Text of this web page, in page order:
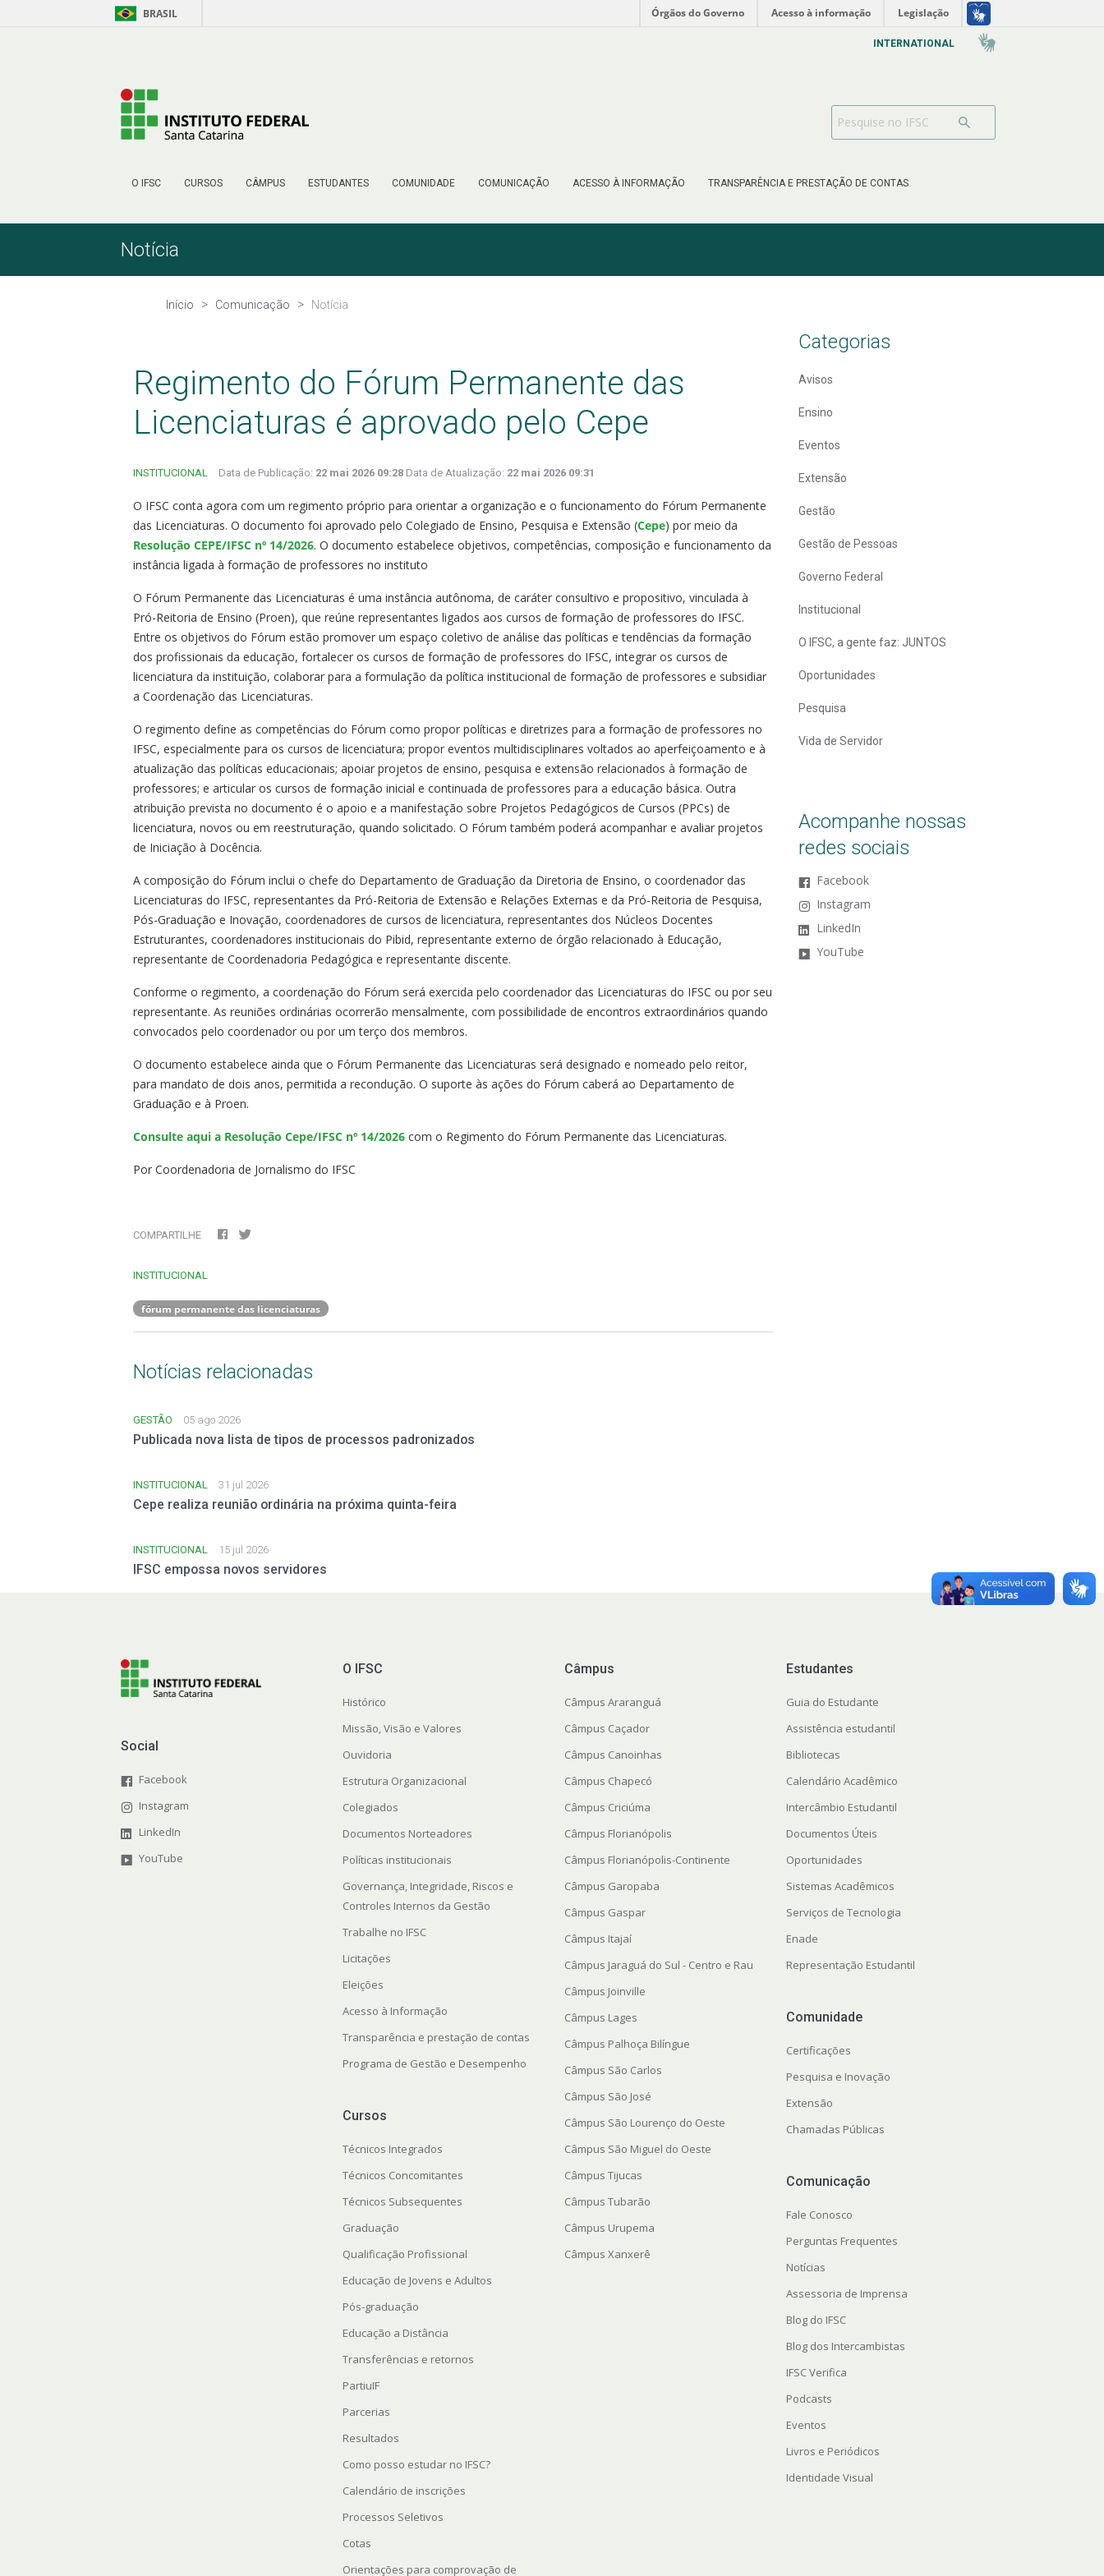
Pular para o Conteúdo BRASIL Órgãos do Governo Acesso à informação Legislação
O IFSC CURSOS CÂMPUS ESTUDANTES COMUNIDADE COMUNICAÇÃO ACESSO À INFORMAÇÃO TRANSPARÊNCIA E PRESTAÇÃO DE CONTAS
INTERNATIONAL
Notícia
Início Comunicação Notícia
Regimento do Fórum Permanente das
Licenciaturas é aprovado pelo Cepe
INSTITUCIONAL Data de Publicação: 22 mai 2026 09:28 Data de Atualização: 22 mai 2026 09:31
O IFSC conta agora com um regimento próprio para orientar a organização e o funcionamento do Fórum Permanente
das Licenciaturas. O documento foi aprovado pelo Colegiado de Ensino, Pesquisa e Extensão (Cepe) por meio da
Resolução CEPE/IFSC nº 14/2026. O documento estabelece objetivos, competências, composição e funcionamento da
instância ligada à formação de professores no instituto
O Fórum Permanente das Licenciaturas é uma instância autônoma, de caráter consultivo e propositivo, vinculada à
Pró-Reitoria de Ensino (Proen), que reúne representantes ligados aos cursos de formação de professores do IFSC.
Entre os objetivos do Fórum estão promover um espaço coletivo de análise das políticas e tendências da formação
dos profissionais da educação, fortalecer os cursos de formação de professores do IFSC, integrar os cursos de
licenciatura da instituição, colaborar para a formulação da política institucional de formação de professores e subsidiar
a Coordenação das Licenciaturas.
O regimento define as competências do Fórum como propor políticas e diretrizes para a formação de professores no
IFSC, especialmente para os cursos de licenciatura; propor eventos multidisciplinares voltados ao aperfeiçoamento e à
atualização das políticas educacionais; apoiar projetos de ensino, pesquisa e extensão relacionados à formação de
professores; e articular os cursos de formação inicial e continuada de professores para a educação básica. Outra
atribuição prevista no documento é o apoio e a manifestação sobre Projetos Pedagógicos de Cursos (PPCs) de
licenciatura, novos ou em reestruturação, quando solicitado. O Fórum também poderá acompanhar e avaliar projetos
de Iniciação à Docência.
A composição do Fórum inclui o chefe do Departamento de Graduação da Diretoria de Ensino, o coordenador das
Licenciaturas do IFSC, representantes da Pró-Reitoria de Extensão e Relações Externas e da Pró-Reitoria de Pesquisa,
Pós-Graduação e Inovação, coordenadores de cursos de licenciatura, representantes dos Núcleos Docentes
Estruturantes, coordenadores institucionais do Pibid, representante externo de órgão relacionado à Educação,
representante de Coordenadoria Pedagógica e representante discente.
Conforme o regimento, a coordenação do Fórum será exercida pelo coordenador das Licenciaturas do IFSC ou por seu
representante. As reuniões ordinárias ocorrerão mensalmente, com possibilidade de encontros extraordinários quando
convocados pelo coordenador ou por um terço dos membros.
O documento estabelece ainda que o Fórum Permanente das Licenciaturas será designado e nomeado pelo reitor,
para mandato de dois anos, permitida a recondução. O suporte às ações do Fórum caberá ao Departamento de
Graduação e à Proen.
Consulte aqui a Resolução Cepe/IFSC nº 14/2026 com o Regimento do Fórum Permanente das Licenciaturas.
Por Coordenadoria de Jornalismo do IFSC
COMPARTILHE
INSTITUCIONAL
fórum permanente das licenciaturas
Notícias relacionadas
GESTÃO 05 ago 2026
Publicada nova lista de tipos de processos padronizados
INSTITUCIONAL 31 jul 2026
Cepe realiza reunião ordinária na próxima quinta-feira
INSTITUCIONAL 15 jul 2026
IFSC empossa novos servidores
Categorias
Avisos
Ensino
Eventos
Extensão
Gestão
Gestão de Pessoas
Governo Federal
Institucional
O IFSC, a gente faz: JUNTOS
Oportunidades
Pesquisa
Vida de Servidor
Acompanhe nossas
redes sociais
Facebook
Instagram
LinkedIn
YouTube
Social
Facebook
Instagram
LinkedIn
YouTube
O IFSC
Histórico
Missão, Visão e Valores
Ouvidoria
Estrutura Organizacional
Colegiados
Documentos Norteadores
Políticas institucionais
Governança, Integridade, Riscos e
Controles Internos da Gestão
Trabalhe no IFSC
Licitações
Eleições
Acesso à Informação
Transparência e prestação de contas
Programa de Gestão e Desempenho
Cursos
Técnicos Integrados
Técnicos Concomitantes
Técnicos Subsequentes
Graduação
Qualificação Profissional
Educação de Jovens e Adultos
Pós-graduação
Educação a Distância
Transferências e retornos
PartiuIF
Parcerias
Resultados
Como posso estudar no IFSC?
Calendário de inscrições
Processos Seletivos
Cotas
Orientações para comprovação de
Câmpus
Câmpus Araranguá
Câmpus Caçador
Câmpus Canoinhas
Câmpus Chapecó
Câmpus Criciúma
Câmpus Florianópolis
Câmpus Florianópolis-Continente
Câmpus Garopaba
Câmpus Gaspar
Câmpus Itajaí
Câmpus Jaraguá do Sul - Centro e Rau
Câmpus Joinville
Câmpus Lages
Câmpus Palhoça Bilíngue
Câmpus São Carlos
Câmpus São José
Câmpus São Lourenço do Oeste
Câmpus São Miguel do Oeste
Câmpus Tijucas
Câmpus Tubarão
Câmpus Urupema
Câmpus Xanxerê
Estudantes
Guia do Estudante
Assistência estudantil
Bibliotecas
Calendário Acadêmico
Intercâmbio Estudantil
Documentos Úteis
Oportunidades
Sistemas Acadêmicos
Serviços de Tecnologia
Enade
Representação Estudantil
Comunidade
Certificações
Pesquisa e Inovação
Extensão
Chamadas Públicas
Comunicação
Fale Conosco
Perguntas Frequentes
Notícias
Assessoria de Imprensa
Blog do IFSC
Blog dos Intercambistas
IFSC Verifica
Podcasts
Eventos
Livros e Periódicos
Identidade Visual